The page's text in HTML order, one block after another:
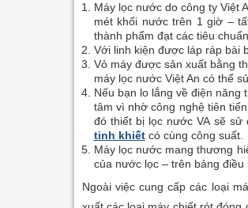
Máy lọc nước do công ty Việt
mét khối nước trên 1 giờ –
thành phẩm đạt các tiêu
Với linh kiện được láp ráp bài
Vỏ máy được sản xuất bằng
máy lọc nước Việt An có thể
Nếu bạn lo lắng về điện năng
tâm vì nhờ công nghệ tiên
đó thiết bị lọc nước VA sẽ
tinh khiếtcó cùng công suất.
Máy lọc nước mang thương
của nước lọc – trên bảng điều
Ngoài việc cung cấp các loại